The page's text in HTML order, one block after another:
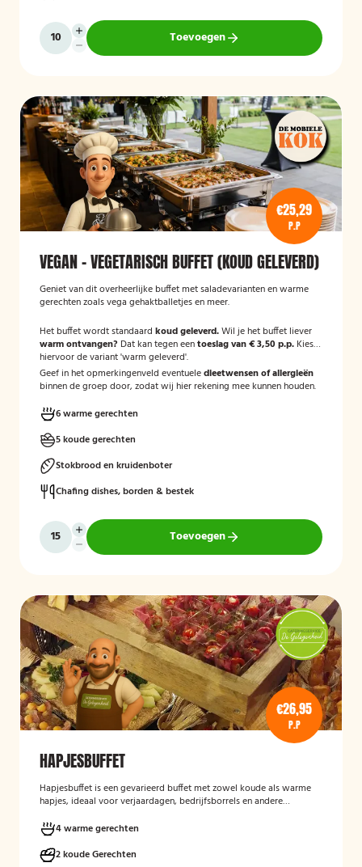
Toevoegen
€25,29
P.P
VEGAN - VEGETARISCH BUFFET (KOUD GELEVERD)
Geniet van dit overheerlijke buffet met saladevarianten en warme
gerechten zoals vega gehaktballetjes en meer.
Het buffet wordt standaard koud geleverd.Wil je het buffet liever
warm ontvangen? Dat kan tegen eentoeslag van € 3,50 p.p. Kies
hiervoor de variant 'warm geleverd'.
Geef in het opmerkingenveld eventueledieetwensen of allergieën
binnen de groep door, zodat wij hier rekening mee kunnen houden.
6 warme gerechten
5 koude gerechten
Stokbrood en kruidenboter
Chafing dishes, borden & bestek
Toevoegen
€26,95
P.P
HAPJESBUFFET
Hapjesbuffet is een gevarieerd buffet met zowel koude als warme
hapjes, ideaal voor verjaardagen, bedrijfsborrels en andere
smaakvolle manier om gasten te laten genieten van verschillende
kleine gerechten, zonder een traditioneel diner te serveren.
4 warme gerechten
2 koude Gerechten